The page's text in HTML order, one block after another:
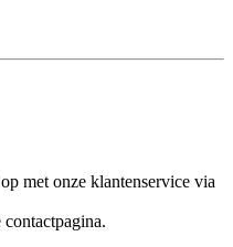
met onze klantenservice via